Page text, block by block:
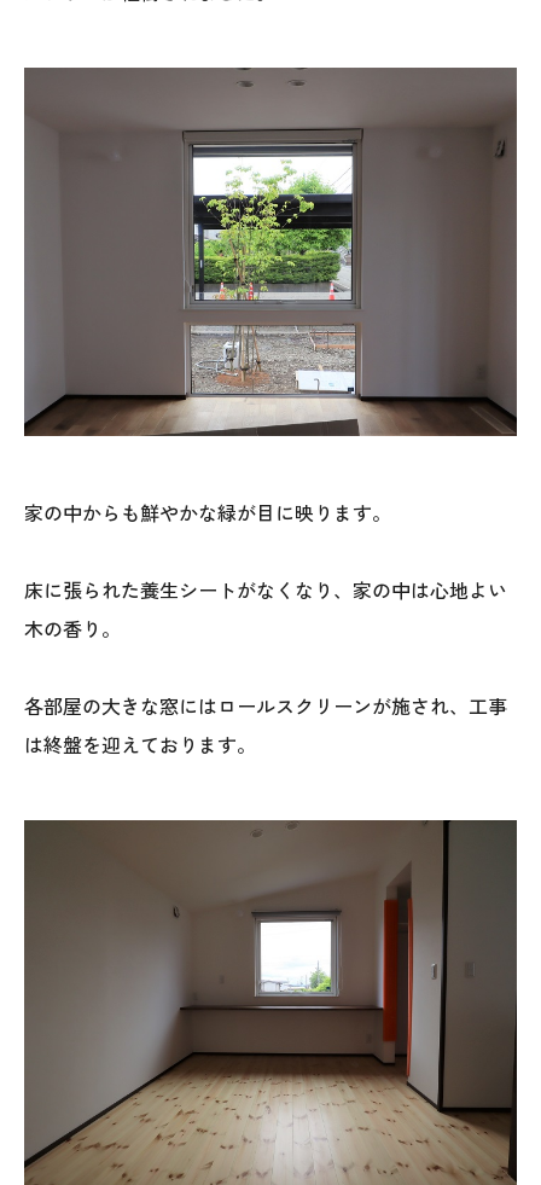
お問い合わせ
本社
〒941-0062 新潟県糸魚川市中央2-4-2
025-552-0456 (本社)
〒942-0072 新潟県上越市栄町2-11-40 1F
家の中からも鮮やかな緑が目に映ります。
床に張られた養生シートがなくなり、家の中は心地よい
木の香り。
各部屋の大きな窓にはロールスクリーンが施され、工事
は終盤を迎えております。